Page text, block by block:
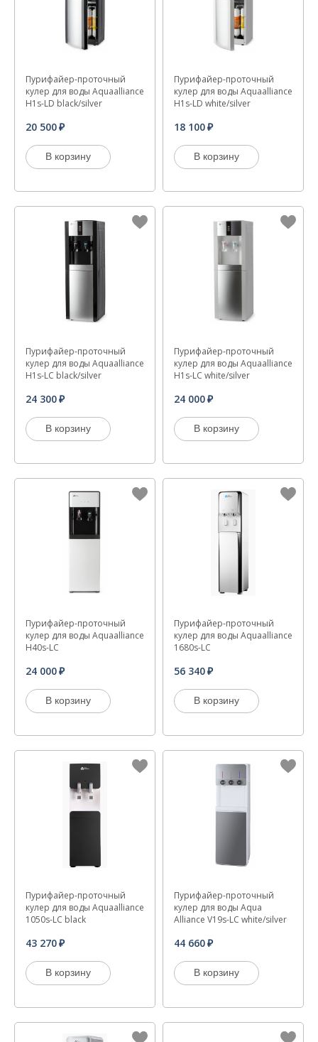
Пурифайер-проточный
кулер для воды Aquaalliance
H1s-LD black/silver
20 500
В корзину
Пурифайер-проточный
кулер для воды Aquaalliance
H1s-LD white/silver
18 100
В корзину
Пурифайер-проточный
кулер для воды Aquaalliance
H1s-LС black/silver
24 300
В корзину
Пурифайер-проточный
кулер для воды Aquaalliance
H1s-LС white/silver
24 000
В корзину
Пурифайер-проточный
кулер для воды Aquaalliance
H40s-LC
24 000
В корзину
Пурифайер-проточный
кулер для воды Aquaalliance
1680s-LC
56 340
В корзину
Пурифайер-проточный
кулер для воды Aquaalliance
1050s-LC black
43 270
В корзину
Пурифайер-проточный
кулер для воды Aqua
Alliance V19s-LC white/silver
44 660
В корзину